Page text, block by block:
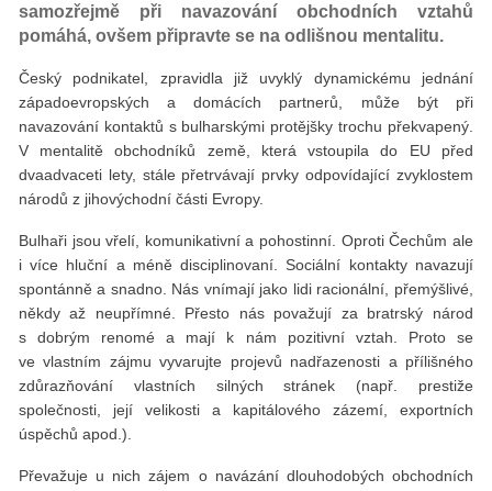
samozřejmě při navazování obchodních vztahů
pomáhá, ovšem připravte se na odlišnou mentalitu.
Český podnikatel, zpravidla již uvyklý dynamickému jednání
západoevropských a domácích partnerů, může být při
navazování kontaktů s bulharskými protějšky trochu překvapený.
V mentalitě obchodníků země, která vstoupila do EU před
dvaadvaceti lety, stále přetrvávají prvky odpovídající zvyklostem
národů z jihovýchodní části Evropy.
Bulhaři jsou vřelí, komunikativní a pohostinní. Oproti Čechům ale
i více hluční a méně disciplinovaní. Sociální kontakty navazují
spontánně a snadno. Nás vnímají jako lidi racionální, přemýšlivé,
někdy až neupřímné. Přesto nás považují za bratrský národ
s dobrým renomé a mají k nám pozitivní vztah. Proto se
ve vlastním zájmu vyvarujte projevů nadřazenosti a přílišného
zdůrazňování vlastních silných stránek (např. prestiže
společnosti, její velikosti a kapitálového zázemí, exportních
úspěchů apod.).
Převažuje u nich zájem o navázání dlouhodobých obchodních